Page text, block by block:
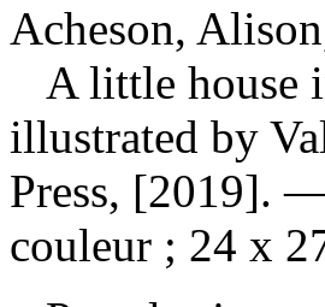
Acheson,
A little house
illustrated by
Press, [2019].
couleur ; 24 x